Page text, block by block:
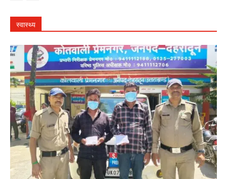
स्वास्थ्य